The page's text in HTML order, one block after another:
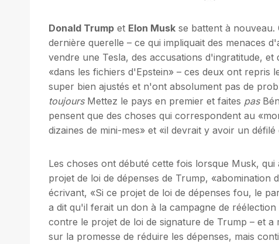
Donald Trump et Elon Musk se battent à
dernière querelle – ce qui impliquait des menaces
vendre une Tesla, des accusations d'ingratitude,
«dans les fichiers d'Epstein» – ces deux ont repris
super bien ajustés et n'ont absolument pas de
toujoursMettez le pays en premier et faites pas
pensent que des choses qui correspondent au
dizaines de mini-mes» et «il devrait y avoir un
Les choses ont débuté cette fois lorsque Musk,
projet de loi de dépenses de Trump,
écrivant, «Si ce projet de loi de dépenses fou, le
a dit qu'il ferait un don à la campagne de
contre le projet de loi de signature de Trump – et
sur la promesse de réduire les dépenses, mais